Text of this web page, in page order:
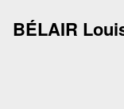
BÉLAIR